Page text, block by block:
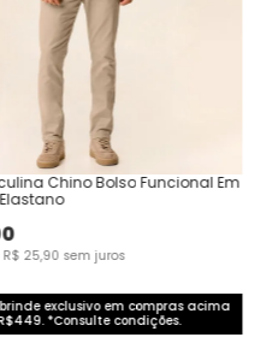
Chino Bolso Funcional Em
R$ 25,90 sem juros
exclusivo em compras acima
*Consulte condições.